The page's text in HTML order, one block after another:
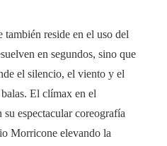
reside en el uso del
en segundos, sino que
el silencio, el viento y el
El clímax en el
espectacular coreografía
Morricone elevando la